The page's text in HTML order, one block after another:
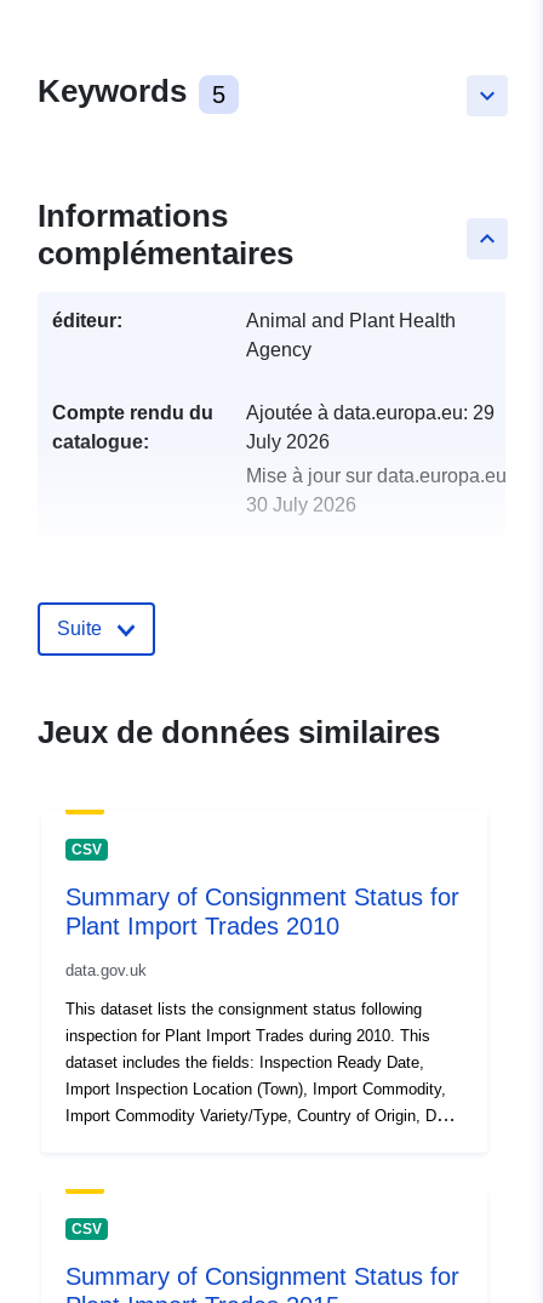
keyboard_arrow_down
Keywords 5
keyboard_arrow_up
Informations
complémentaires
éditeur:
Animal and Plant Health
Agency
Compte rendu du
catalogue:
Ajoutée à data.europa.eu: 29
July 2026
Mise à jour sur data.europa.eu:
30 July 2026
Suite
Jeux de données similaires
CSV
Summary of Consignment Status for
Plant Import Trades 2010
data.gov.uk
This dataset lists the consignment status following
inspection for Plant Import Trades during 2010. This
dataset includes the fields: Inspection Ready Date,
Import Inspection Location (Town), Import Commodity,
Import Commodity Variety/Type, Country of Origin, Doc
©Crown Copyright, APHA 2016
CSV
Summary of Consignment Status for